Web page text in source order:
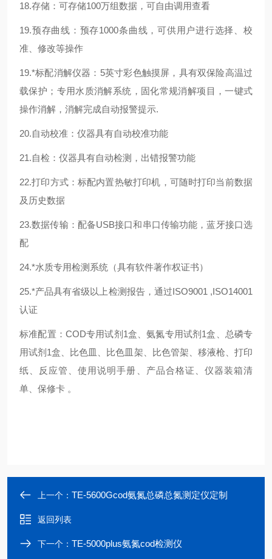
18.存储：可存储100万组数据，可自由调用查看
19.预存曲线：预存1000条曲线，可供用户进行选择、校
准、修改等操作
19.*标配消解仪器：5英寸彩色触摸屏，具有双保险高温过
载保护；专用水质消解系统，固化常规消解项目，一键式
操作消解，消解完成自动报警提示.
20.自动校准：仪器具有自动校准功能
21.自检：仪器具有自动检测，出错报警功能
22.打印方式：标配内置热敏打印机，可随时打印当前数据
及历史数据
23.数据传输：配备USB接口和串口传输功能，蓝牙接口选
配
24.*水质专用检测系统（具有软件著作权证书）
25.*产品具有省级以上检测报告，通过ISO9001 ,ISO14001
认证
标准配置：COD专用试剂1盒、氨氮专用试剂1盒、总磷专
用试剂1盒、比色皿、比色皿架、比色管架、移液枪、打印
纸、反应管、使用说明手册、产品合格证、仪器装箱清
单、保修卡 。
上一个： TE-5600Gcod氨氮总磷总氮测定仪定制
返回列表
下一个： TE-5000plus氨氮cod检测仪